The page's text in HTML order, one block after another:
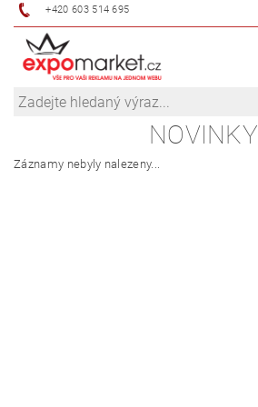
+420 603 514 695
NOVINKY
Záznamy nebyly nalezeny...